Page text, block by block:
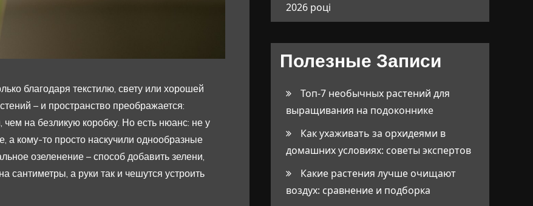
благодаря текстилю, свету или хорошей
– и пространство преображается:
на безликую коробку. Но есть нюанс: не у
а кому-то просто наскучили однообразные
озеленение – способ добавить зелени,
сантиметры, а руки так и чешутся устроить
2026 році
Полезные Записи
Топ-7 необычных растений для
выращивания на подоконнике
Как ухаживать за орхидеями в
домашних условиях: советы экспертов
Какие растения лучше очищают
воздух: сравнение и подборка